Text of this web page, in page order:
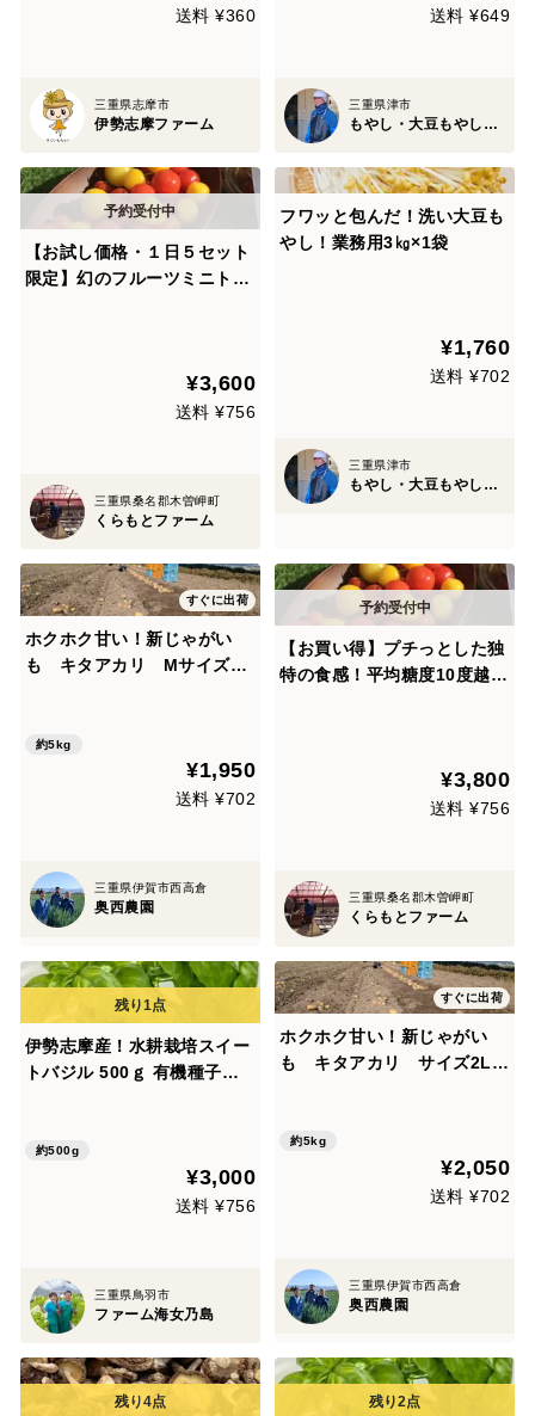
送料 ¥360
三重県志摩市
伊勢志摩ファーム
送料 ¥649
三重県津市
もやし・大豆もやし製造卸 小銭商店
【お試し価格・１日５セット
限定】幻のフルーツミニトマ
¥3,600
送料 ¥756
三重県桑名郡木曽岬町
くらもとファーム
フワッと包んだ！洗い大豆も
やし！業務用3㎏×1袋
¥1,760
送料 ¥702
三重県津市
もやし・大豆もやし製造卸 小銭商店
すぐに出荷
ホクホク甘い！新じゃがい
も キタアカリ Mサイズ5
約5kg
¥1,950
送料 ¥702
三重県伊賀市西高倉
奥西農園
【お買い得】プチっとした独
特の食感！平均糖度10度越え
¥3,800
送料 ¥756
三重県桑名郡木曽岬町
くらもとファーム
伊勢志摩産！水耕栽培スイー
トバジル 500ｇ 有機種子使
約500g
¥3,000
送料 ¥756
三重県鳥羽市
ファーム海女乃島
すぐに出荷
ホクホク甘い！新じゃがい
も キタアカリ サイズ2L 5
約5kg
¥2,050
送料 ¥702
三重県伊賀市西高倉
奥西農園